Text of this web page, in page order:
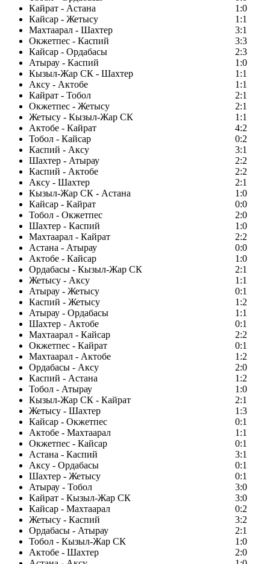
Кайрат - Астана
1:0
Кайсар - Жетысу
1:1
Махтаарал - Шахтер
3:1
Окжетпес - Каспий
3:3
Кайсар - Ордабасы
2:3
Атырау - Каспий
1:0
Кызыл-Жар СК - Шахтер
1:1
Аксу - Актобе
1:1
Кайрат - Тобол
2:1
Окжетпес - Жетысу
2:1
Жетысу - Кызыл-Жар СК
1:1
Актобе - Кайрат
4:2
Тобол - Кайсар
0:2
Каспий - Аксу
3:1
Шахтер - Атырау
2:2
Каспий - Актобе
2:2
Аксу - Шахтер
2:1
Кызыл-Жар СК - Астана
1:0
Кайсар - Кайрат
0:0
Тобол - Окжетпес
2:0
Шахтер - Каспий
1:0
Махтаарал - Кайрат
2:2
Астана - Атырау
0:0
Актобе - Кайсар
1:0
Ордабасы - Кызыл-Жар СК
2:1
Жетысу - Аксу
1:1
Атырау - Жетысу
0:1
Каспий - Жетысу
1:2
Атырау - Ордабасы
1:1
Шахтер - Актобе
0:1
Махтаарал - Кайсар
2:2
Окжетпес - Кайрат
0:1
Махтаарал - Актобе
1:2
Ордабасы - Аксу
2:0
Каспий - Астана
1:2
Тобол - Атырау
1:0
Кызыл-Жар СК - Кайрат
2:1
Жетысу - Шахтер
1:3
Кайсар - Окжетпес
0:1
Актобе - Махтаарал
1:1
Окжетпес - Кайсар
0:1
Астана - Каспий
3:1
Аксу - Ордабасы
0:1
Шахтер - Жетысу
0:1
Атырау - Тобол
3:0
Кайрат - Кызыл-Жар СК
3:0
Кайсар - Махтаарал
0:2
Жетысу - Каспий
3:2
Ордабасы - Атырау
2:1
Тобол - Кызыл-Жар СК
1:0
Актобе - Шахтер
2:0